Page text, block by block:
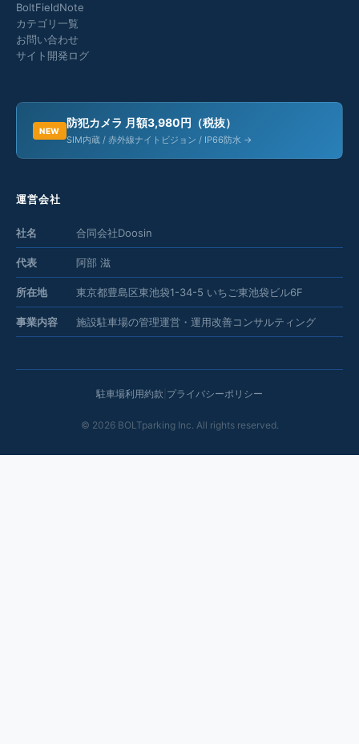
BoltFieldNote
カテゴリ一覧
お問い合わせ
サイト開発ログ
NEW
防犯カメラ 月額3,980円（税抜）
SIM内蔵 / 赤外線ナイトビジョン / IP66防水 →
運営会社
社名 合同会社Doosin
代表 阿部 滋
所在地 東京都豊島区東池袋1-34-5 いちご東池袋ビル6F
事業内容 施設駐車場の管理運営・運用改善コンサルティング
駐車場利用約款 プライバシーポリシー
© 2026BOLTparking Inc. All rights reserved.